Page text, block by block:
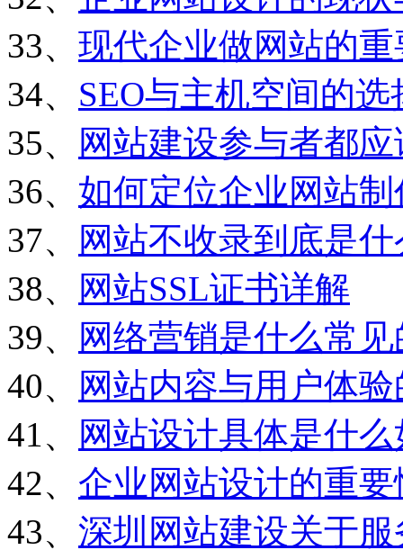
33、 现代企业做网站的重
34、 SEO与主机空间的选
35、
网站建设参与者都
36、 如何定位企业网站
37、
网站不收录到底是
38、
网站SSL证书详解
39、
网络营销是什么常
40、
网站内容与用户体
41、
网站设计具体是什
42、 企业网站设计的重要
43、 深圳网站建设关于